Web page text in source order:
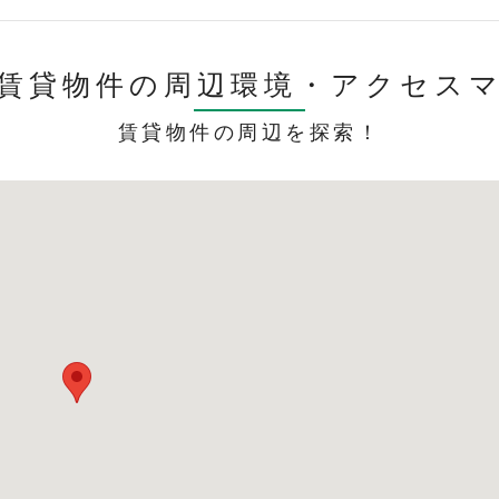
貸物件の周辺環境・ アクセス
賃貸物件の周辺を探索！